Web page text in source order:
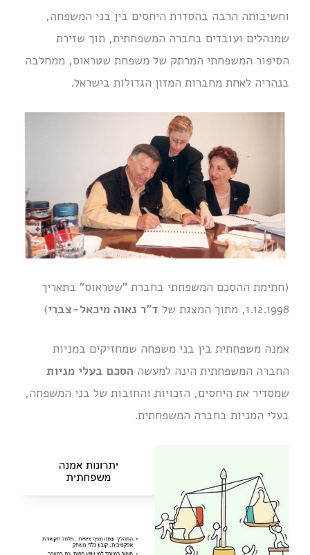
וחשיבותה הרבה בהסדרת היחסים בין בני המשפחה,
שמנהלים ועובדים בחברה המשפחתית, תוך שזירת
הסיפור המשפחתי המרתק של משפחת שטראוס, ממחלבה
בנהריה לאחת מחברות המזון הגדולות בישראל.
(חתימת ההסכם המשפחתי בחברת "שטראוס" בתאריך
1.12.1998, מתוך המצגת של
ד"ר נאוה מיכאל-צברי)
אמנה משפחתית בין בני משפחה שמחזיקים במניות
החברה המשפחתית הינה למעשה הסכם בעלי מניות
שמסדיר את היחסים, הזכויות והחובות של בני המשפחה,
בעלי המניות בחברה המשפחתית.